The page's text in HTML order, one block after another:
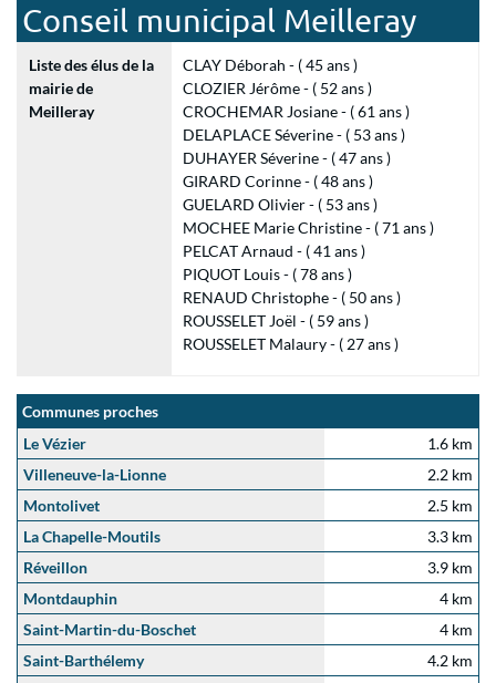
Conseil municipal Meilleray
Liste des élus de la
mairie de
Meilleray
CLAY Déborah - ( 45 ans )
CLOZIER Jérôme - ( 52 ans )
CROCHEMAR Josiane - ( 61 ans )
DELAPLACE Séverine - ( 53 ans )
DUHAYER Séverine - ( 47 ans )
GIRARD Corinne - ( 48 ans )
GUELARD Olivier - ( 53 ans )
MOCHEE Marie Christine - ( 71 ans )
PELCAT Arnaud - ( 41 ans )
PIQUOT Louis - ( 78 ans )
RENAUD Christophe - ( 50 ans )
ROUSSELET Joël - ( 59 ans )
ROUSSELET Malaury - ( 27 ans )
Communes proches
Le Vézier
1.6 km
Villeneuve-la-Lionne
2.2 km
Montolivet
2.5 km
La Chapelle-Moutils
3.3 km
Réveillon
3.9 km
Montdauphin
4 km
Saint-Martin-du-Boschet
4 km
Saint-Barthélemy
4.2 km